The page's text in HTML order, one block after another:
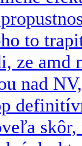
to
ze
nad